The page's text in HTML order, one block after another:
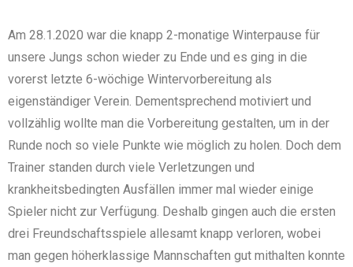
Am 28.1.2020 war die knapp 2-monatige Winterpause für
unsere Jungs schon wieder zu Ende und es ging in die
vorerst letzte 6-wöchige Wintervorbereitung als
eigenständiger Verein. Dementsprechend motiviert und
vollzählig wollte man die Vorbereitung gestalten, um in der
Runde noch so viele Punkte wie möglich zu holen. Doch dem
Trainer standen durch viele Verletzungen und
krankheitsbedingten Ausfällen immer mal wieder einige
Spieler nicht zur Verfügung. Deshalb gingen auch die ersten
drei Freundschaftsspiele allesamt knapp verloren, wobei
man gegen höherklassige Mannschaften gut mithalten konnte